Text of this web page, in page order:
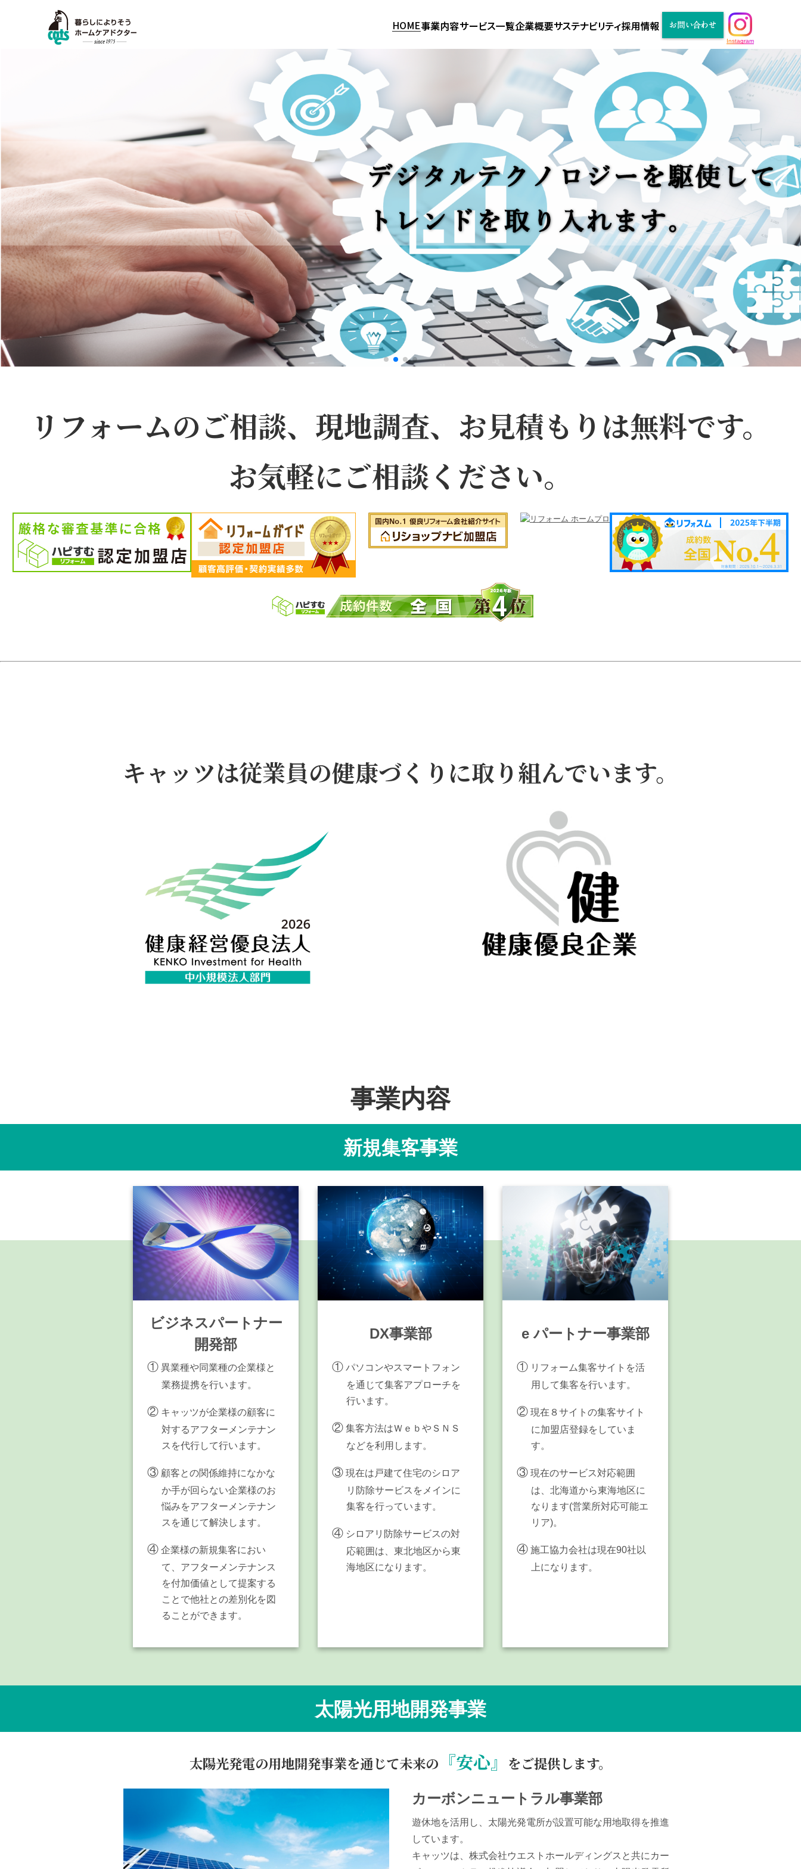
Instagram
リフォームのご相談、現地調査、 お見積もりは無料です。
お気軽にご相談ください。
キャッツは従業員の健康づくりに取り組んでいます。
事業内容
新規集客事業
ビジネスパートナー
開発部
① 異業種や同業種の企業様と
業務提携を行います。
② キャッツが企業様の顧客に
対するアフターメンテナン
スを代行して行います。
③ 顧客との関係維持になかな
か手が回らない企業様のお
悩みをアフターメンテナン
スを通じて解決します。
④ 企業様の新規集客におい
て、アフターメンテナンス
を付加価値として提案する
ことで他社との差別化を図
ることができます。
DX事業部
① パソコンやスマートフォン
を通じて集客アプローチを
行います。
② 集客方法はＷｅｂやＳＮＳ
などを利用します。
③ 現在は戸建て住宅のシロア
リ防除サービスをメインに
集客を行っています。
④ シロアリ防除サービスの対
応範囲は、東北地区から東
海地区になります。
e パートナー事業部
① リフォーム集客サイトを活
用して集客を行います。
② 現在８サイトの集客サイト
に加盟店登録をしていま
す。
③ 現在のサービス対応範囲
は、北海道から東海地区に
なります(営業所対応可能エ
リア)。
④ 施工協力会社は現在90社以
上になります。
太陽光用地開発事業
太陽光発電の用地開発事業を通じて未来の 『安心』 をご提供します。
カーボンニュートラル事業部
遊休地を活用し、太陽光発電所が設置可能な用地取得を推進
しています。
キャッツは、株式会社ウエストホールディングスと共にカー